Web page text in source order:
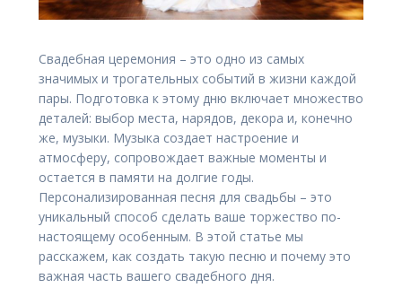
Свадебная церемония – это одно из самых
значимых и трогательных событий в жизни каждой
пары. Подготовка к этому дню включает множество
деталей: выбор места, нарядов, декора и, конечно
же, музыки. Музыка создает настроение и
атмосферу, сопровождает важные моменты и
остается в памяти на долгие годы.
Персонализированная песня для свадьбы – это
уникальный способ сделать ваше торжество по-
настоящему особенным. В этой статье мы
расскажем, как создать такую песню и почему это
важная часть вашего свадебного дня.